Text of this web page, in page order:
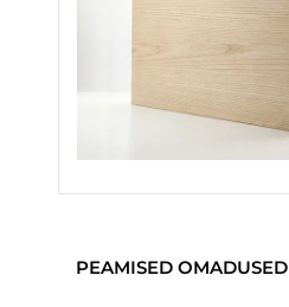
PEAMISED OMADUSED